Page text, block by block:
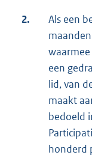
2.
Als een
een
lid, van
maakt
bedoeld
honderd